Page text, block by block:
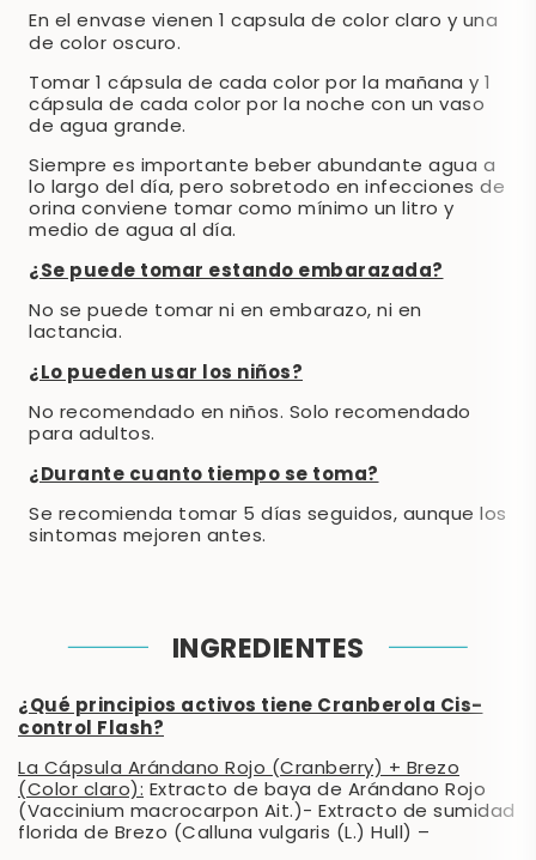
En el envase vienen 1 capsula de color claro y una
de color oscuro.
Tomar 1 cápsula de cada color por la mañana y 1
cápsula de cada color por la noche con un vaso
de agua grande.
Siempre es importante beber abundante agua a
lo largo del día, pero sobretodo en infecciones de
orina conviene tomar como mínimo un litro y
medio de agua al día.
¿Se puede tomar estando embarazada?
No se puede tomar ni en embarazo, ni en
lactancia.
¿Lo pueden usar los niños?
No recomendado en niños. Solo recomendado
para adultos.
¿Durante cuanto tiempo se toma?
Se recomienda tomar 5 días seguidos, aunque los
sintomas mejoren antes.
INGREDIENTES
¿Qué principios activos tiene Cranberola Cis-
control Flash?
La Cápsula Arándano Rojo (Cranberry) + Brezo
(Color claro): Extracto de baya de Arándano Rojo
(Vaccinium macrocarpon Ait.)- Extracto de sumidad
florida de Brezo (Calluna vulgaris (L.) Hull) –